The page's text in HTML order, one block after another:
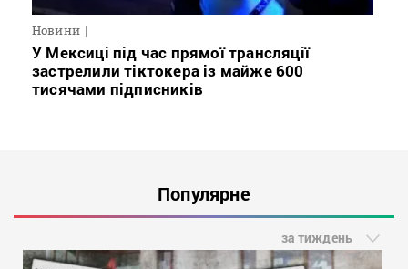
Новини
У Мексиці під час прямої трансляції
застрелили тіктокера із майже 600
тисячами підписників
Популярне
за тиждень